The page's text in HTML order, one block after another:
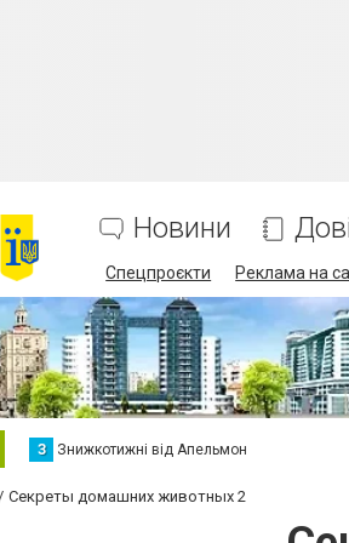
Новини
Спецпроєкти Реклама на
З Знижкотижні від Апельмон
Секреты домашних животных 2